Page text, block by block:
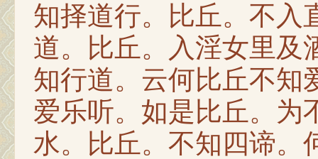
知择道行。比丘。不入
道。比丘。入淫女里及
知行道。云何比丘不知
爱乐听。如是比丘。为
水。比丘。不知四谛。